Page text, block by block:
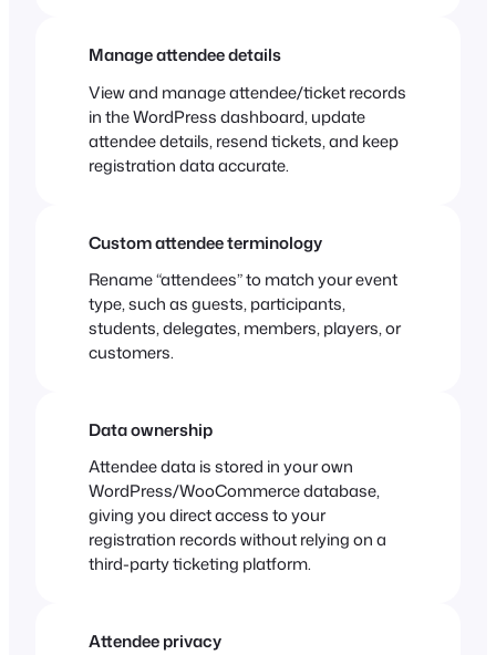
Manage attendee details
View and manage attendee/ticket records
in the WordPress dashboard, update
attendee details, resend tickets, and keep
registration data accurate.
Custom attendee terminology
Rename “attendees” to match your event
type, such as guests, participants,
students, delegates, members, players, or
customers.
Data ownership
Attendee data is stored in your own
WordPress/WooCommerce database,
giving you direct access to your
registration records without relying on a
third-party ticketing platform.
Attendee privacy